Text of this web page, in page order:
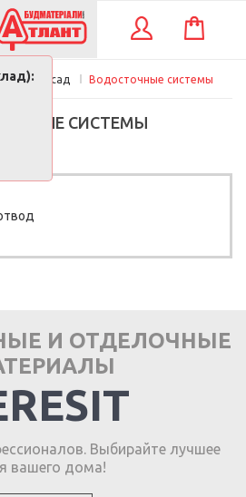
КОРЗИНА
фасад Водосточные системы
СИСТЕМЫ
И ОТДЕЛОЧНЫЕ
Выбирайте лучшее
вашего дома!